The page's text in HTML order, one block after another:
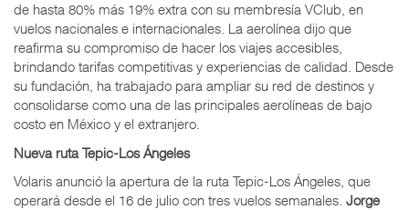
de hasta 80% más 19% extra con su membresía VClub, en
vuelos nacionales e internacionales. La aerolínea dijo que
reafirma su compromiso de hacer los viajes accesibles,
brindando tarifas competitivas y experiencias de calidad. Desde
su fundación, ha trabajado para ampliar su red de destinos y
consolidarse como una de las principales aerolíneas de bajo
costo en México y el extranjero.
Nueva ruta Tepic-Los Ángeles
Volaris anunció la apertura de la ruta Tepic-Los Ángeles, que
operará desde el 16 de julio con tres vuelos semanales. Jorge